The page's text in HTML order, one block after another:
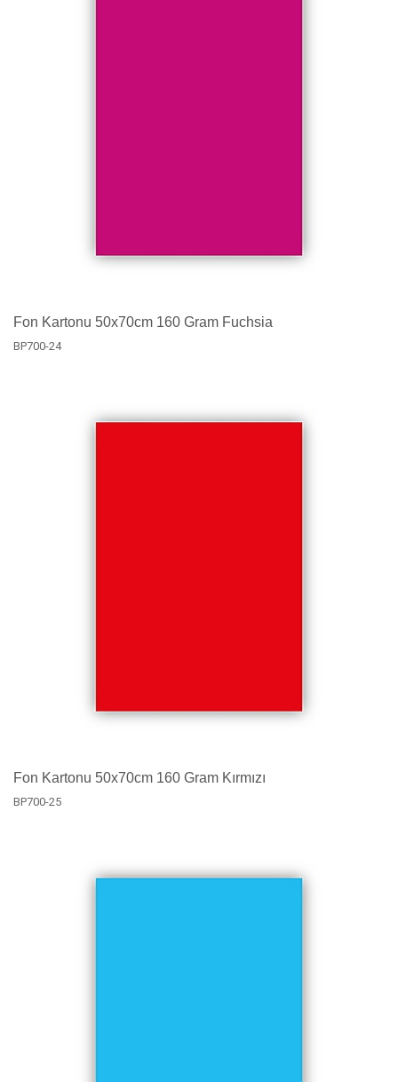
Fon Kartonu 50x70cm 160 Gram Fuchsia
BP700-24
Fon Kartonu 50x70cm 160 Gram Kırmızı
BP700-25